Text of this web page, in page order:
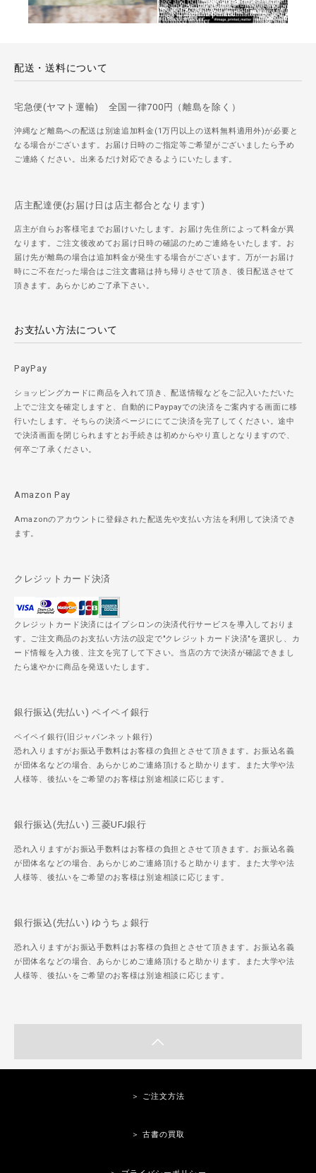
配送・送料について
宅急便(ヤマト運輸) 全国一律700円（離島を除く）
沖縄など離島への配送は別途追加料金(1万円以上の送料無料適用外)が必要と
なる場合がございます。お届け日時のご指定等ご希望がございましたら予め
ご連絡ください。出来るだけ対応できるようにいたします。
店主配達便(お届け日は店主都合となります)
店主が自らお客様宅までお届けいたします。お届け先住所によって料金が異
なります。ご注文後改めてお届け日時の確認のためご連絡をいたします。お
届け先が離島の場合は追加料金が発生する場合がございます。万が一お届け
時にご不在だった場合はご注文書籍は持ち帰りさせて頂き、後日配送させて
頂きます。あらかじめご了承下さい。
お支払い方法について
PayPay
ショッピングカードに商品を入れて頂き、配送情報などをご記入いただいた
上でご注文を確定しますと、自動的にPaypayでの決済をご案内する画面に移
行いたします。そちらの決済ページににてご決済を完了してください。途中
で決済画面を閉じられますとお手続きは初めからやり直しとなりますので、
何卒ご了承ください。
Amazon Pay
Amazonのアカウントに登録された配送先や支払い方法を利用して決済でき
ます。
クレジットカード決済
クレジットカード決済にはイプシロンの決済代行サービスを導入しておりま
す。ご注文商品のお支払い方法の設定で"クレジットカード決済"を選択し、カ
ード情報を入力後、注文を完了して下さい。当店の方で決済が確認できまし
たら速やかに商品を発送いたします。
銀行振込(先払い) ペイペイ銀行
ペイペイ銀行(旧ジャパンネット銀行)
恐れ入りますがお振込手数料はお客様の負担とさせて頂きます。お振込名義
が団体名などの場合、あらかじめご連絡頂けると助かります。また大学や法
人様等、後払いをご希望のお客様は別途相談に応じます。
銀行振込(先払い) 三菱UFJ銀行
恐れ入りますがお振込手数料はお客様の負担とさせて頂きます。お振込名義
が団体名などの場合、あらかじめご連絡頂けると助かります。また大学や法
人様等、後払いをご希望のお客様は別途相談に応じます。
銀行振込(先払い) ゆうちょ銀行
恐れ入りますがお振込手数料はお客様の負担とさせて頂きます。お振込名義
が団体名などの場合、あらかじめご連絡頂けると助かります。また大学や法
人様等、後払いをご希望のお客様は別途相談に応じます。
＞ ご注文方法
＞ 古書の買取